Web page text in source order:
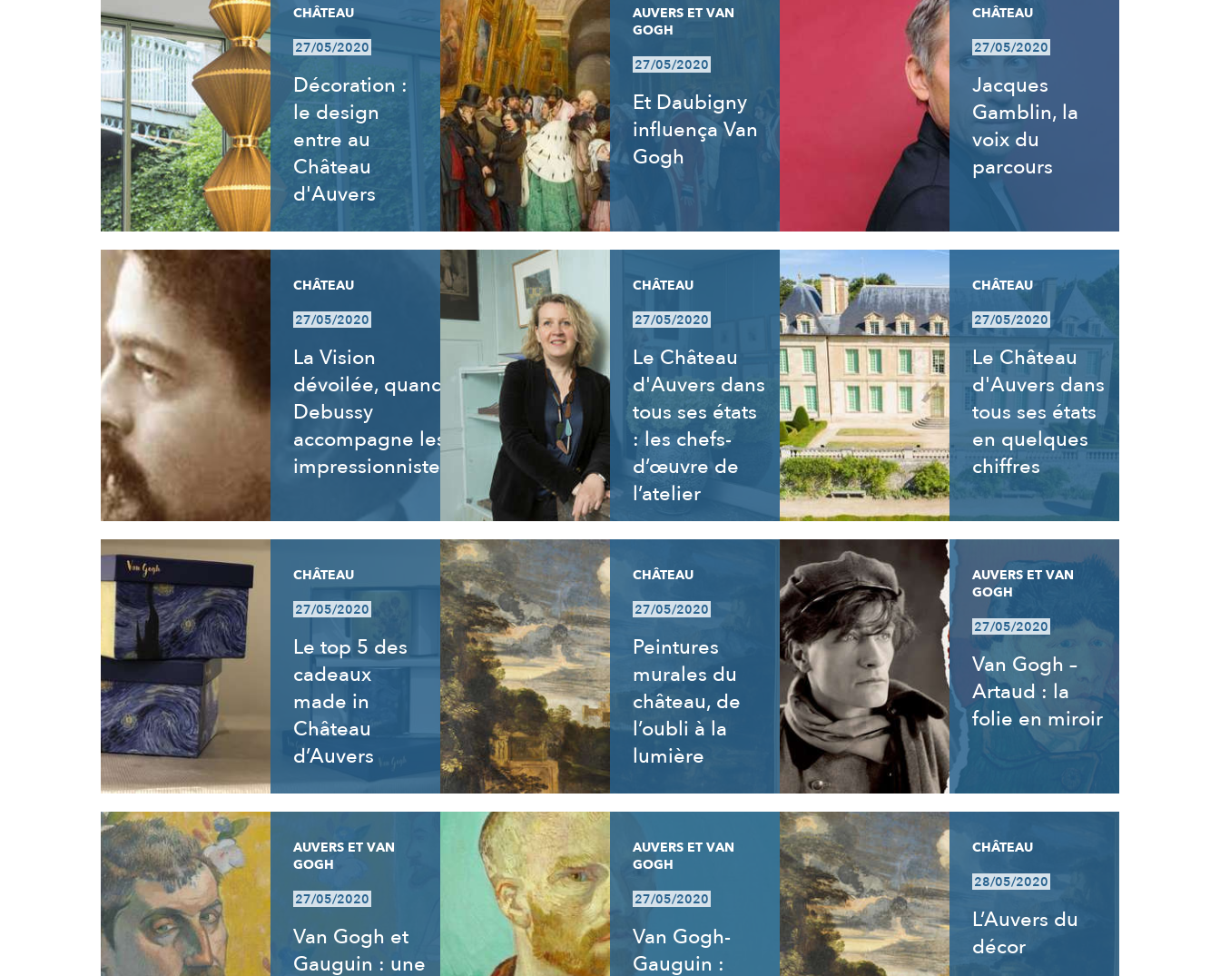
CHÂTEAU
27/05/2020
Décoration :
le design
entre au
Château
d'Auvers
AUVERS ET VAN
GOGH
27/05/2020
Et Daubigny
influença Van
Gogh
CHÂTEAU
27/05/2020
Jacques
Gamblin, la
voix du
parcours
CHÂTEAU
27/05/2020
La Vision
dévoilée, quand
Debussy
accompagne les
impressionnistes
CHÂTEAU
27/05/2020
Le Château
d'Auvers dans
tous ses états
: les chefs-
d’œuvre de
l’atelier
CHÂTEAU
27/05/2020
Le Château
d'Auvers dans
tous ses états
en quelques
chiffres
CHÂTEAU
27/05/2020
Le top 5 des
cadeaux
made in
Château
d’Auvers
CHÂTEAU
27/05/2020
Peintures
murales du
château, de
l’oubli à la
lumière
AUVERS ET VAN
GOGH
27/05/2020
Van Gogh –
Artaud : la
folie en miroir
AUVERS ET VAN
GOGH
27/05/2020
Van Gogh et
Gauguin : une
AUVERS ET VAN
GOGH
27/05/2020
Van Gogh-
Gauguin :
CHÂTEAU
28/05/2020
L’Auvers du
décor